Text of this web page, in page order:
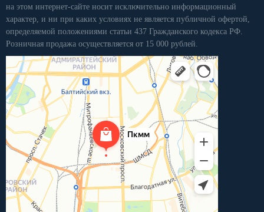
на этом интернет-сайте носит исключительно информационный
характер, и ни при каких условиях не является публичной офертой,
определяемой положениями статьи 437 Гражданского кодекса РФ.
Розничная продажа осуществляется от 15 000 рублей.